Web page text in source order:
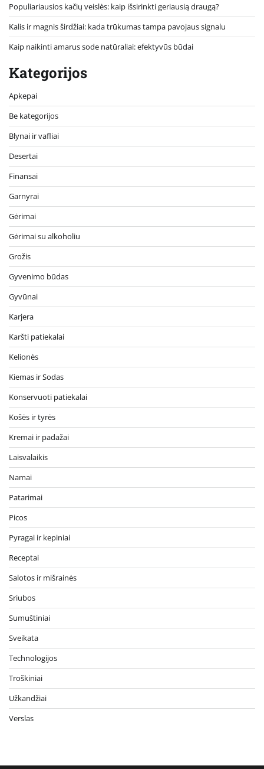
Populiariausios kačių veislės: kaip išsirinkti geriausią draugą?
Kalis ir magnis širdžiai: kada trūkumas tampa pavojaus signalu
Kaip naikinti amarus sode natūraliai: efektyvūs būdai
Kategorijos
Apkepai
Be kategorijos
Blynai ir vafliai
Desertai
Finansai
Garnyrai
Gėrimai
Gėrimai su alkoholiu
Grožis
Gyvenimo būdas
Gyvūnai
Karjera
Karšti patiekalai
Kelionės
Kiemas ir Sodas
Konservuoti patiekalai
Košės ir tyrės
Kremai ir padažai
Laisvalaikis
Namai
Patarimai
Picos
Pyragai ir kepiniai
Receptai
Salotos ir mišrainės
Sriubos
Sumuštiniai
Sveikata
Technologijos
Troškiniai
Užkandžiai
Verslas